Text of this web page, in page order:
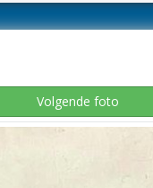
Volgende foto